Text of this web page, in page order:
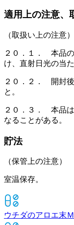
適用上の注意、
（取扱い上の注意）
２０．１． 本品
け、直射日光の当
２０．２． 開封
と。
２０．３． 本品
なることがある。
貯法
（保管上の注意）
室温保存。
ウチダのアロエ末Ｍ